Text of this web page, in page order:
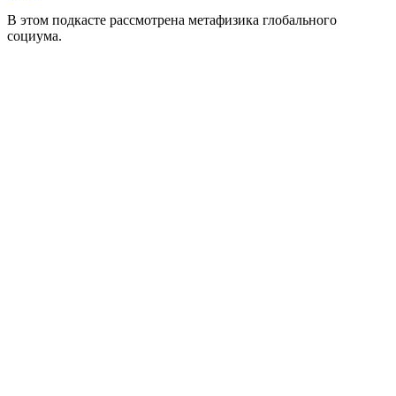
В этом подкасте рассмотрена метафизика глобального
социума.